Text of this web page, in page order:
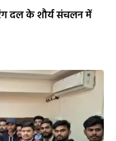
दल के शौर्य संचलन में